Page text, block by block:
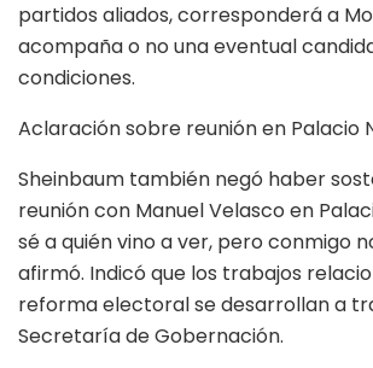
partidos aliados, corresponderá a
acompaña o no una eventual
condiciones.
Aclaración sobre reunión en Palacio
Sheinbaum también negó haber
reunión con Manuel Velasco en
sé a quién vino a ver, pero conmigo
afirmó. Indicó que los trabajos
reforma electoral se desarrollan a
Secretaría de Gobernación.